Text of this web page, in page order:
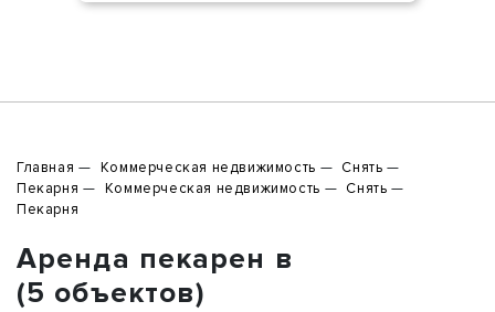
Главная Коммерческая недвижимость
Снять
Пекарня
Коммерческая недвижимость
Снять
Пекарня
Аренда пекарен в
(5 объектов)